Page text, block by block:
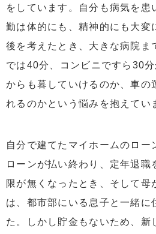
をしています。自分も病気を患
勤は体的にも、精神的にも大変
後を考えたとき、大きな病院ま
では40分、コンビニですら30
からも暮していけるのか、車の
れるのかという悩みを抱えてい
自分で建てたマイホームのロー
ローンが払い終わり、定年退職
限が無くなったとき、そして母
は、都市部にいる息子と一緒に
た。しかし貯金もないため、新